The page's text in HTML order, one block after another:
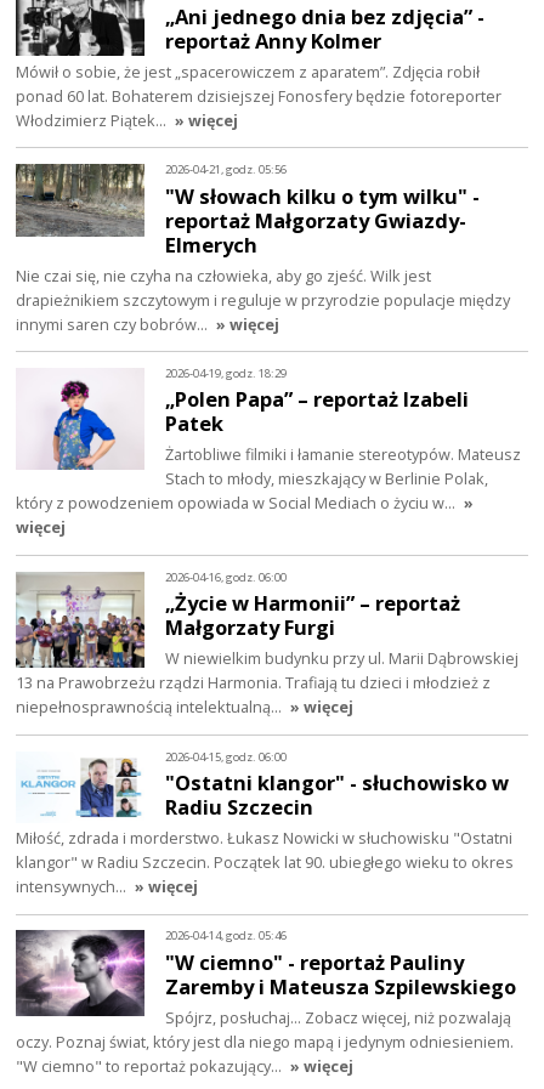
„Ani jednego dnia bez zdjęcia” -
reportaż Anny Kolmer
Mówił o sobie, że jest „spacerowiczem z aparatem”. Zdjęcia robił
ponad 60 lat. Bohaterem dzisiejszej Fonosfery będzie fotoreporter
Włodzimierz Piątek… » więcej
2026-04-21, godz. 05:56
"W słowach kilku o tym wilku" -
reportaż Małgorzaty Gwiazdy-
Elmerych
Nie czai się, nie czyha na człowieka, aby go zjeść. Wilk jest
drapieżnikiem szczytowym i reguluje w przyrodzie populacje między
innymi saren czy bobrów… » więcej
2026-04-19, godz. 18:29
„Polen Papa” – reportaż Izabeli
Patek
Żartobliwe filmiki i łamanie stereotypów. Mateusz
Stach to młody, mieszkający w Berlinie Polak,
który z powodzeniem opowiada w Social Mediach o życiu w… »
więcej
2026-04-16, godz. 06:00
„Życie w Harmonii” – reportaż
Małgorzaty Furgi
W niewielkim budynku przy ul. Marii Dąbrowskiej
13 na Prawobrzeżu rządzi Harmonia. Trafiają tu dzieci i młodzież z
niepełnosprawnością intelektualną… » więcej
2026-04-15, godz. 06:00
"Ostatni klangor" - słuchowisko w
Radiu Szczecin
Miłość, zdrada i morderstwo. Łukasz Nowicki w słuchowisku "Ostatni
klangor" w Radiu Szczecin. Początek lat 90. ubiegłego wieku to okres
intensywnych… » więcej
2026-04-14, godz. 05:46
"W ciemno" - reportaż Pauliny
Zaremby i Mateusza Szpilewskiego
Spójrz, posłuchaj… Zobacz więcej, niż pozwalają
oczy. Poznaj świat, który jest dla niego mapą i jedynym odniesieniem.
"W ciemno" to reportaż pokazujący… » więcej